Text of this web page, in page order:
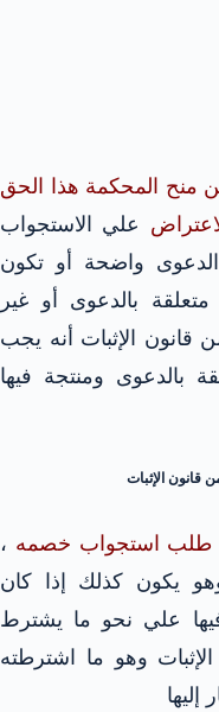
هي من منح المحكمة هذا الحق
علي الاستجواب
واضحة أو تكون
بالدعوى أو غير
فيها ، إذ تقرر المادة رقم 2 من قانون الإثبات أنه يجب
بالدعوى ومنتجة فيها
طلب استجواب خصمه ،
يكون كذلك إذا كان
علي نحو ما يشترط
وهو ما اشترطته